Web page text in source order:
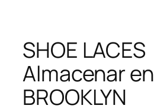
SHOE LACES
Almacenar en
BROOKLYN